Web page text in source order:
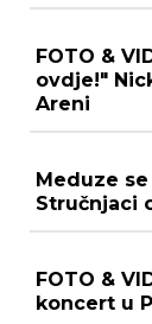
FOTO &
ovdje!"
Areni
Meduze
Stručnjaci
FOTO &
koncert u